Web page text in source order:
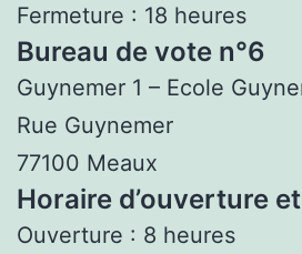
Fermeture : 18 heures
Bureau de vote n°6
Guynemer 1 – Ecole
Rue Guynemer
77100 Meaux
Horaire d’ouverture
Ouverture : 8 heures